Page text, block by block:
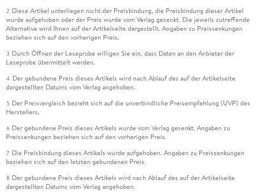
2 Diese Artikel unterliegen nicht der Preisbindung, die Preisbindung dieser Artikel
wurde aufgehoben oder der Preis wurde vom Verlag gesenkt. Die jeweils zutreffende
Alternative wird Ihnen auf der Artikelseite dargestellt. Angaben zu Preissenkungen
beziehen sich auf den vorherigen Preis.
3 Durch Öffnen der Leseprobe willigen Sie ein, dass Daten an den Anbieter der
Leseprobe übermittelt werden.
4 Der gebundene Preis dieses Artikels wird nach Ablauf des auf der Artikelseite
dargestellten Datums vom Verlag angehoben.
5 Der Preisvergleich bezieht sich auf die unverbindliche Preisempfehlung (UVP) des
Herstellers.
6 Der gebundene Preis dieses Artikels wurde vom Verlag gesenkt. Angaben zu
Preissenkungen beziehen sich auf den vorherigen Preis.
7 Die Preisbindung dieses Artikels wurde aufgehoben. Angaben zu Preissenkungen
beziehen sich auf den letzten gebundenen Preis.
8 Der gebundene Preis dieses Artikels wird nach Ablauf des auf der Artikelseite
dargestellten Datums vom Verlag angehoben.